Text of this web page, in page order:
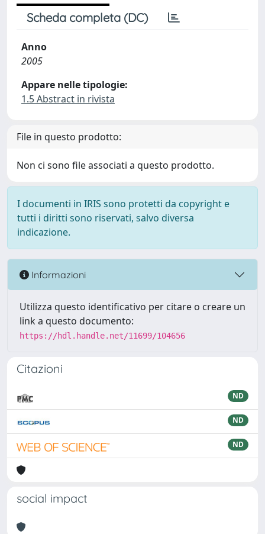
Scheda completa (DC)
Anno
2005
Appare nelle tipologie:
1.5 Abstract in rivista
File in questo prodotto:
Non ci sono file associati a questo prodotto.
I documenti in IRIS sono protetti da copyright e
tutti i diritti sono riservati, salvo diversa
indicazione.
Informazioni
Utilizza questo identificativo per citare o creare un
link a questo documento:
https://hdl.handle.net/11699/104656
Citazioni
ND
ND
ND
social impact